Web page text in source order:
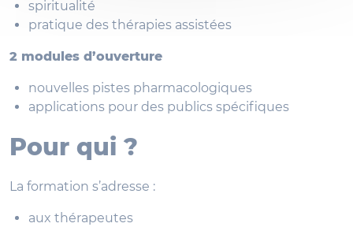
spiritualité
pratique des thérapies assistées
2 modules d’ouverture
nouvelles pistes pharmacologiques
applications pour des publics spécifiques
Pour qui ?
La formation s’adresse :
aux thérapeutes